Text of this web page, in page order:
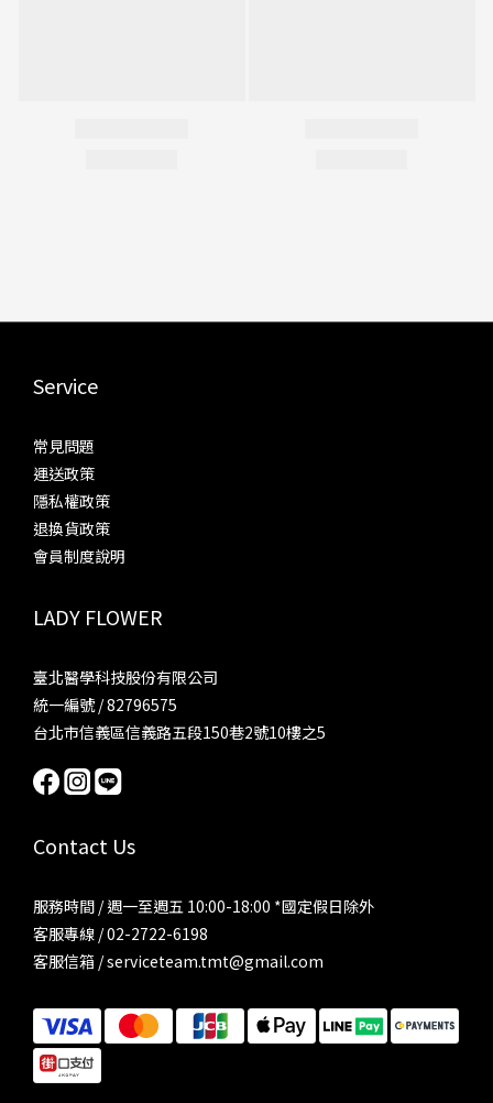
Service
常見問題
運送政策
隱私權政策
退換貨政策
會員制度說明
LADY FLOWER
臺北醫學科技股份有限公司
統一編號 / 82796575
台北市信義區信義路五段150巷2號10樓之5
Contact Us
服務時間 / 週一至週五 10:00-18:00 *國定假日除外
客服專線 / 02-2722-6198
客服信箱 / serviceteam.tmt@gmail.com